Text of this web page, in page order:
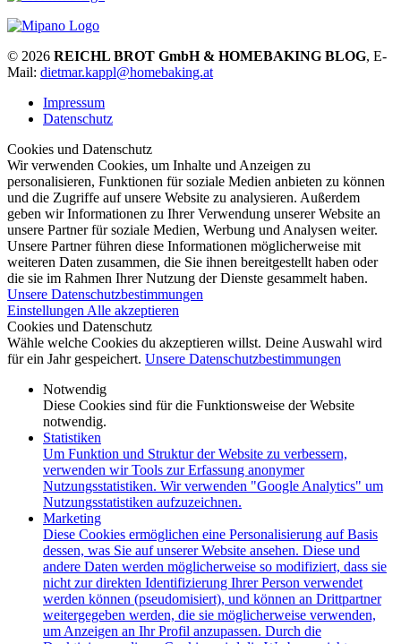
© 2026 REICHL BROT GmbH & HOMEBAKING BLOG, E-
Mail: dietmar.kappl@homebaking.at
Impressum
Datenschutz
Cookies und Datenschutz
Wir verwenden Cookies, um Inhalte und Anzeigen zu
personalisieren, Funktionen für soziale Medien anbieten zu können
und die Zugriffe auf unsere Website zu analysieren. Außerdem
geben wir Informationen zu Ihrer Verwendung unserer Website an
unsere Partner für soziale Medien, Werbung und Analysen weiter.
Unsere Partner führen diese Informationen möglicherweise mit
weiteren Daten zusammen, die Sie ihnen bereitgestellt haben oder
die sie im Rahmen Ihrer Nutzung der Dienste gesammelt haben.
Unsere Datenschutzbestimmungen
Einstellungen Alle akzeptieren
Cookies und Datenschutz
Wähle welche Cookies du akzeptieren willst. Deine Auswahl wird
für ein Jahr gespeichert. Unsere Datenschutzbestimmungen
Notwendig
Diese Cookies sind für die Funktionsweise der Website
notwendig.
Statistiken
Um Funktion und Struktur der Website zu verbessern,
verwenden wir Tools zur Erfassung anonymer
Nutzungsstatistiken. Wir verwenden "Google Analytics" um
Nutzungsstatistiken aufzuzeichnen.
Marketing
Diese Cookies ermöglichen eine Personalisierung auf Basis
dessen, was Sie auf unserer Website ansehen. Diese und
andere Daten werden möglicherweise so modifiziert, dass sie
nicht zur direkten Identifizierung Ihrer Person verwendet
werden können (pseudomisiert), und können an Drittpartner
weitergegeben werden, die sie möglicherweise verwenden,
um Anzeigen an Ihr Profil anzupassen. Durch die